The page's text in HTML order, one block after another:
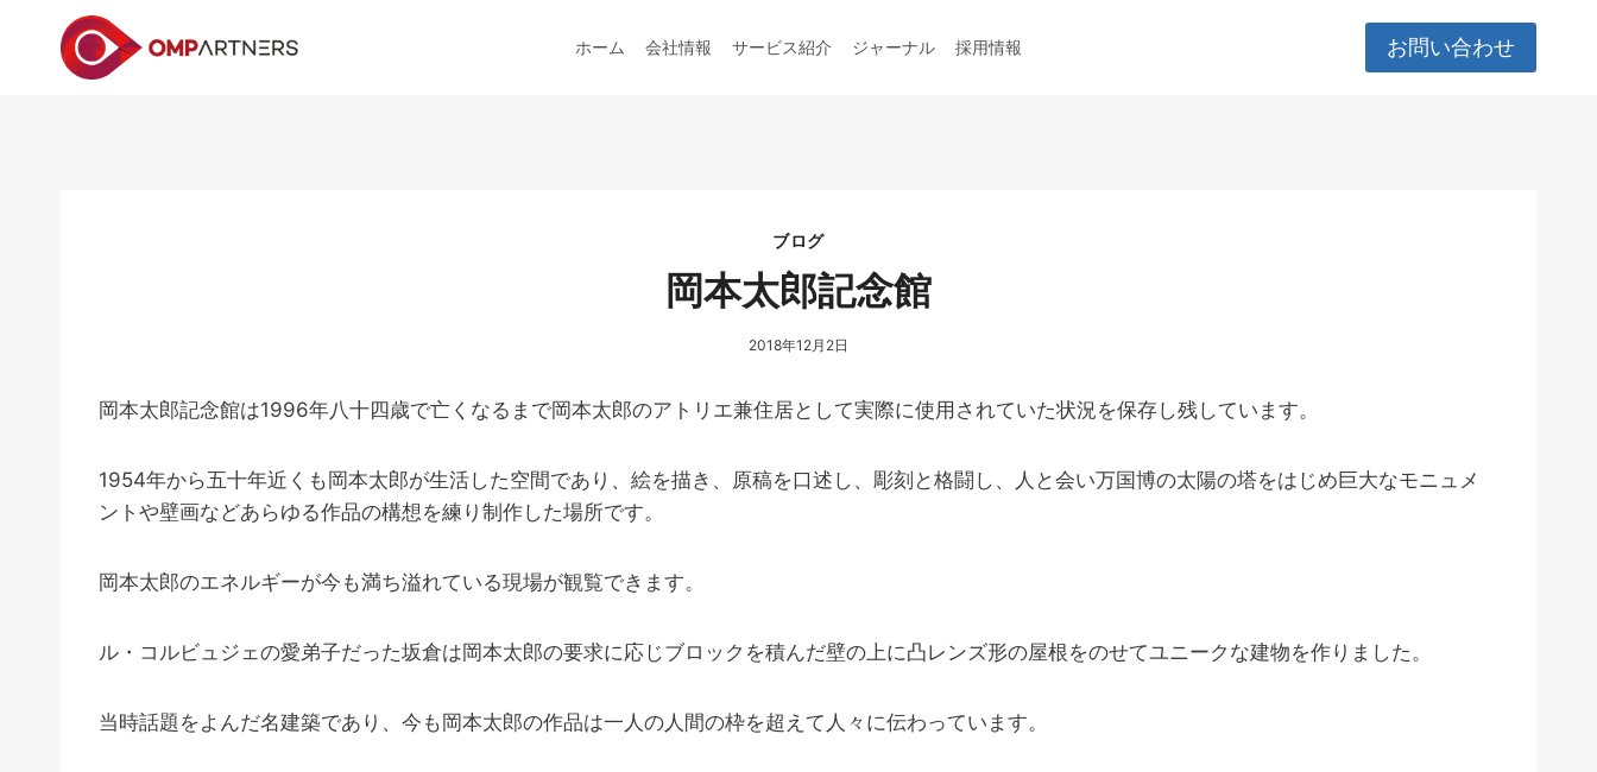
ホーム 会社情報 サービス紹介 ジャーナル 採用情報 お問い合わせ
ブログ
岡本太郎記念館
2018年12月2日
岡本太郎記念館は1996年八十四歳で亡くなるまで岡本太郎のアトリエ兼住居として実際に使用されていた状況を保存し残しています。
1954年から五十年近くも岡本太郎が生活した空間であり、絵を描き、原稿を口述し、彫刻と格闘し、人と会い万国博の太陽の塔をはじめ巨大なモニュメ
ントや壁画などあらゆる作品の構想を練り制作した場所です。
岡本太郎のエネルギーが今も満ち溢れている現場が観覧できます。
ル・コルビュジェの愛弟子だった坂倉は岡本太郎の要求に応じブロックを積んだ壁の上に凸レンズ形の屋根をのせてユニークな建物を作りました。
当時話題をよんだ名建築であり、今も岡本太郎の作品は一人の人間の枠を超えて人々に伝わっています。